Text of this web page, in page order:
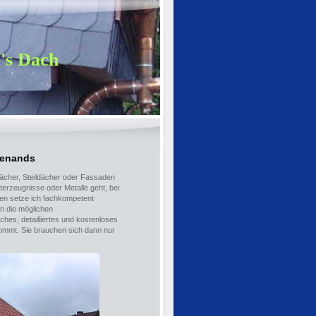
Dach
Steildächer oder Fassaden
oder Metalle geht, bei
setze ich fachkompetent
die möglichen
detailliertes und kostenloses
Sie brauchen sich dann nur